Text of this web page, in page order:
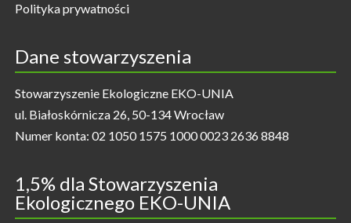
Polityka prywatności
Dane stowarzyszenia
Stowarzyszenie Ekologiczne EKO-UNIA
ul. Białoskórnicza 26, 50-134 Wrocław
Numer konta: 02 1050 1575 1000 0023 2636 8848
1,5% dla Stowarzyszenia
Ekologicznego EKO-UNIA